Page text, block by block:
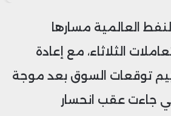
العالمية مسارها
الثلاثاء، مع إعادة
توقعات السوق بعد موجة
جاءت عقب انحسار